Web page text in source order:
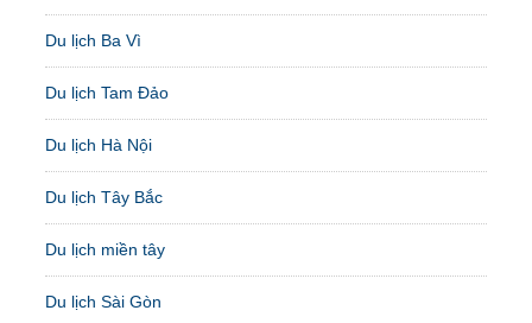
Du lịch Ba Vì
Du lịch Tam Đảo
Du lịch Hà Nội
Du lịch Tây Bắc
Du lịch miền tây
Du lịch Sài Gòn